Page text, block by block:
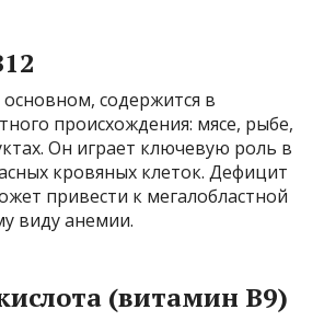
содержится в
происхождения: мясе, рыбе,
Он играет ключевую роль в
кровяных клеток. Дефицит
привести к мегалобластной
виду анемии.
(витамин В9)